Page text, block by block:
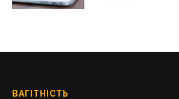
ВАГІТНІСТЬ